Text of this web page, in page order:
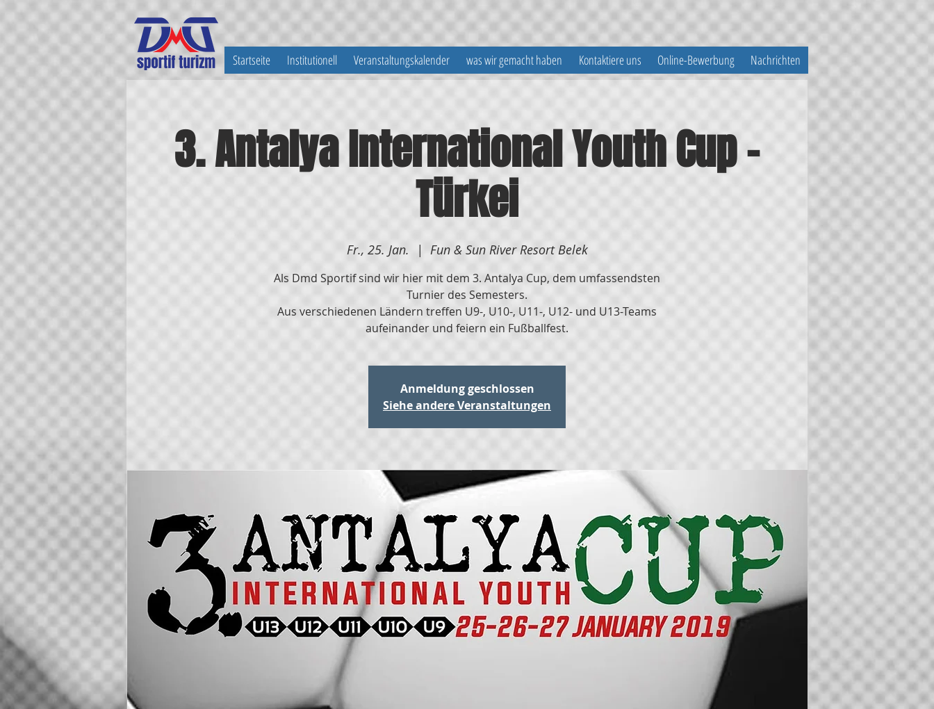
Startseite Institutionell Veranstaltungskalender was wir gemacht haben Kontaktiere uns Online-Bewerbung Nachrichten
3. Antalya International Youth Cup -
Türkei
Fr., 25. Jan.
  |
Fun & Sun River Resort Belek
Als Dmd Sportif sind wir hier mit dem 3. Antalya Cup, dem umfassendsten
Turnier des Semesters.
Aus verschiedenen Ländern treffen U9-, U10-, U11-, U12- und U13-Teams
aufeinander und feiern ein Fußballfest.
Anmeldung geschlossen
Siehe andere Veranstaltungen